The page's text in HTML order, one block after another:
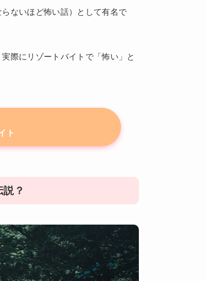
ないほど怖い話）として有名で
際にリゾートバイトで「怖い」と
ト
？